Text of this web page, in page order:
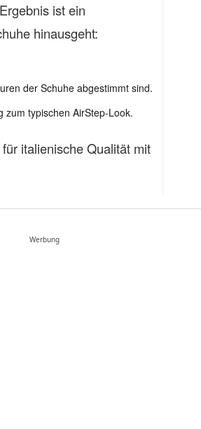
ist ein
hinausgeht:
der Schuhe abgestimmt sind.
zum typischen AirStep-Look.
italienische Qualität mit
Werbung